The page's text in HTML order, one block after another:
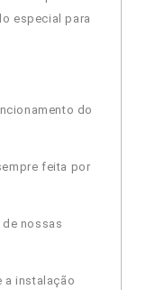
especial para
do
feita por
nossas
a instalação